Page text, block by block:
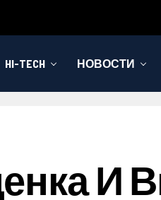
HI-TECH НОВОСТИ
И